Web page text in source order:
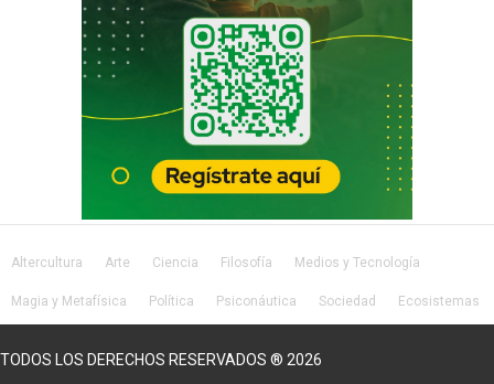
Altercultura Arte Ciencia Filosofía Medios y Tecnología
Magia y Metafísica Política Psiconáutica Sociedad Ecosistemas
TODOS LOS DERECHOS RESERVADOS ® 2026